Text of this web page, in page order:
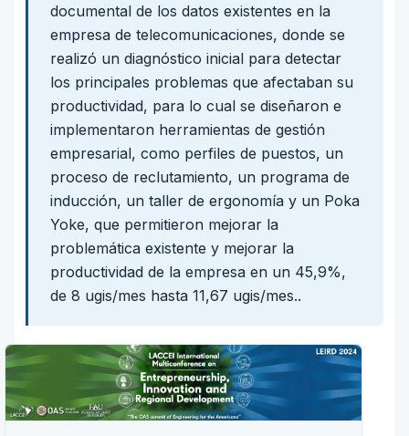
documental de los datos existentes en la
empresa de telecomunicaciones, donde se
realizó un diagnóstico inicial para detectar
los principales problemas que afectaban su
productividad, para lo cual se diseñaron e
implementaron herramientas de gestión
empresarial, como perfiles de puestos, un
proceso de reclutamiento, un programa de
inducción, un taller de ergonomía y un Poka
Yoke, que permitieron mejorar la
problemática existente y mejorar la
productividad de la empresa en un 45,9%,
de 8 ugis/mes hasta 11,67 ugis/mes..